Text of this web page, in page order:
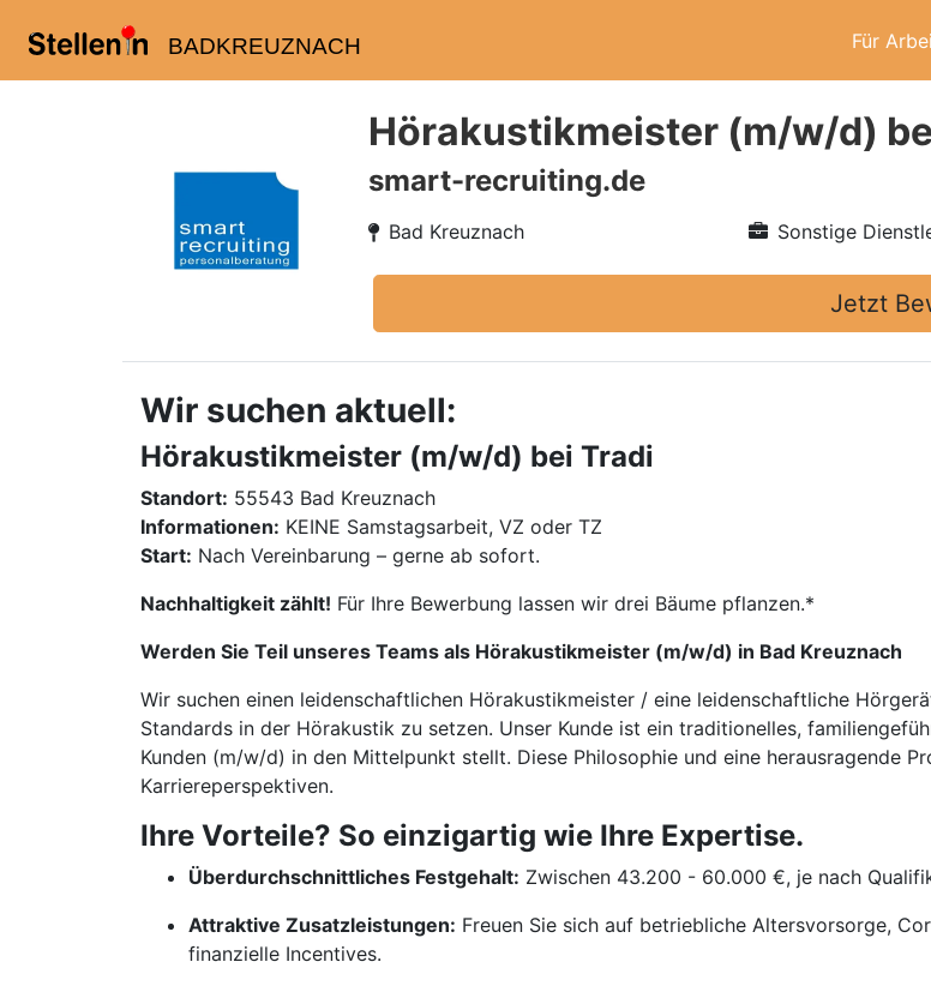
BADKREUZNACH Für
Hörakustikmeister (m/w/d)
smart-recruiting.de
Bad Kreuznach Sonstige
Jetzt
Wir suchen aktuell:
Hörakustikmeister (m/w/d) bei Tradi
Standort: 55543 Bad Kreuznach
Informationen: KEINE Samstagsarbeit, VZ oder TZ
Start: Nach Vereinbarung – gerne ab sofort.
Nachhaltigkeit zählt! Für Ihre Bewerbung lassen wir drei Bäume pflanzen.*
Werden Sie Teil unseres Teams als Hörakustikmeister (m/w/d) in Bad Kreuznach
Wir suchen einen leidenschaftlichen Hörakustikmeister / eine leidenschaftliche
Standards in der Hörakustik zu setzen. Unser Kunde ist ein traditionelles,
Kunden (m/w/d) in den Mittelpunkt stellt. Diese Philosophie und eine herausragende
Karriereperspektiven.
Ihre Vorteile? So einzigartig wie Ihre Expertise.
Überdurchschnittliches Festgehalt: Zwischen 43.200 - 60.000 €, je nach
Attraktive Zusatzleistungen: Freuen Sie sich auf betriebliche Altersvorsorge,
finanzielle Incentives.